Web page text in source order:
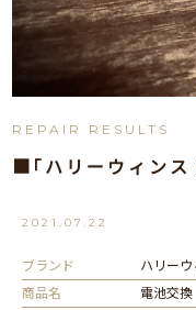
REPAIR RESULTS
■｢ハリーウィンス
2021.07.22
ブランド
ハリー
商品名
電池交換